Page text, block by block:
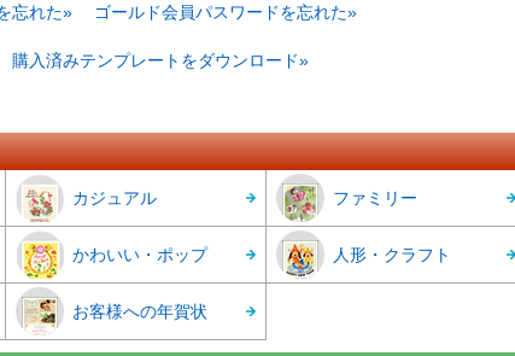
忘れた» ゴールド会員パスワードを忘れた»
購入済みテンプレートをダウンロード»
カジュアル ファミリー
かわいい・ポップ 人形・クラフト
お客様への年賀状